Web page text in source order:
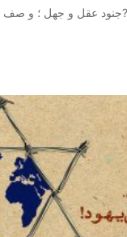
?جنود عقل و جهل ؛ و